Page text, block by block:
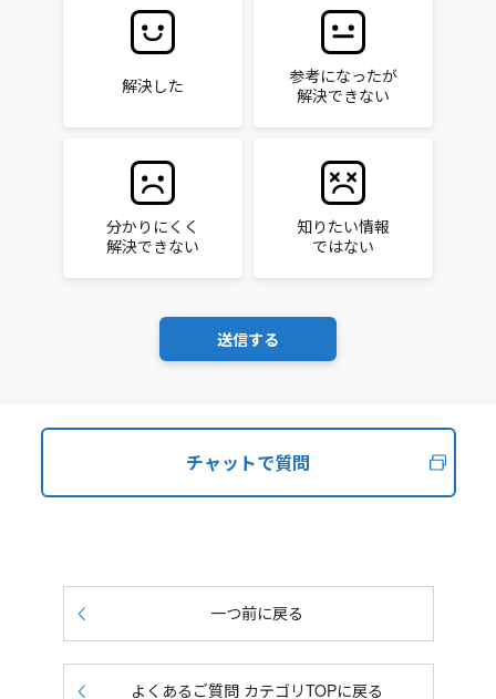
解決した
参考になったが
解決できない
分かりにくく
解決できない
知りたい情報
ではない
チャットで質問
一つ前に戻る
よくあるご質問 カテゴリTOPに戻る